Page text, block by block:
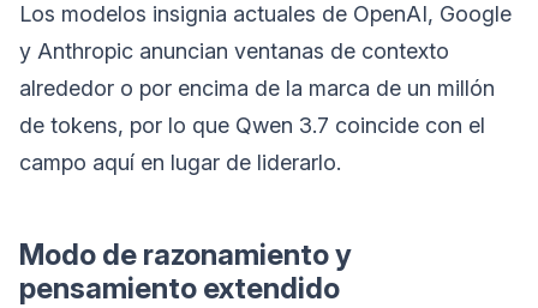
Los modelos insignia actuales de OpenAI, Google
y Anthropic anuncian ventanas de contexto
alrededor o por encima de la marca de un millón
de tokens, por lo que Qwen 3.7 coincide con el
campo aquí en lugar de liderarlo.
Modo de razonamiento y
pensamiento extendido